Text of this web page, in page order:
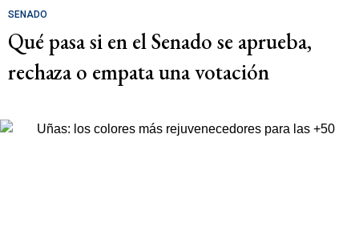
SENADO
Qué pasa si en el Senado se aprueba,
rechaza o empata una votación